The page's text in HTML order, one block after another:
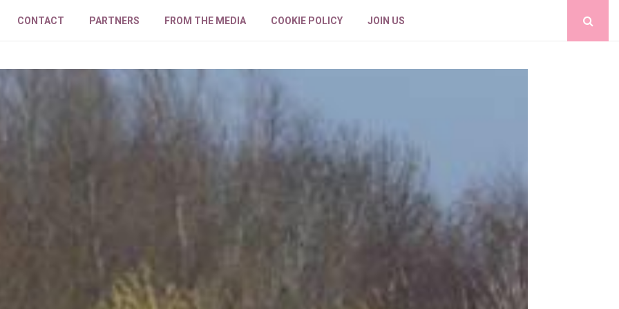
CONTACT PARTNERS FROM THE MEDIA COOKIE POLICY JOIN US